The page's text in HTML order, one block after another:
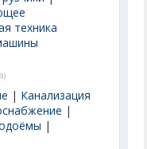
техника
| Канализация
|
|